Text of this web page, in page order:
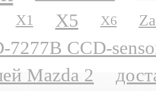
X1 X5 X6
7277B CCD-
Mazda 2